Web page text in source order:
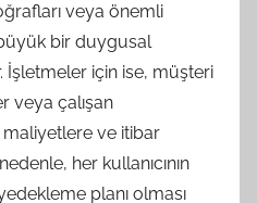
veya önemli
bir duygusal
için ise, müşteri
veya çalışan
maliyetlere ve itibar
her kullanıcının
planı olması